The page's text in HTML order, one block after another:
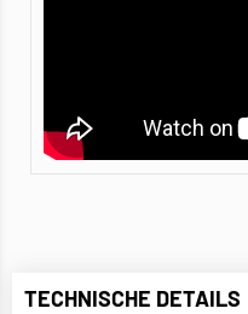
TECHNISCHE DETAILS